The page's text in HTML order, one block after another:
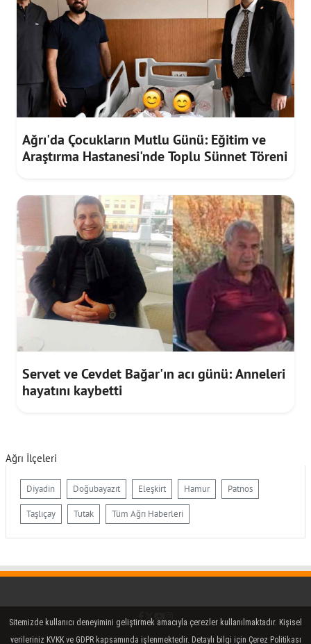
Ağrı'da Çocukların Mutlu Günü: Eğitim ve
Araştırma Hastanesi'nde Toplu Sünnet Töreni
Servet ve Cevdet Bağar'ın acı günü: Anneleri
hayatını kaybetti
Ağrı İlçeleri
Diyadin Doğubayazıt Eleşkirt Hamur Patnos
Taşlıçay Tutak Tüm Ağrı Haberleri
Facebook
Twitter (X)
YouTube
Instagram
Sitemizde kullanıcı deneyimini geliştirmek amacıyla çerezler kullanılmaktadır. Kişisel
verileriniz KVKK ve GDPR kapsamında işlenmektedir. Detaylı bilgi için Çerez Politikası